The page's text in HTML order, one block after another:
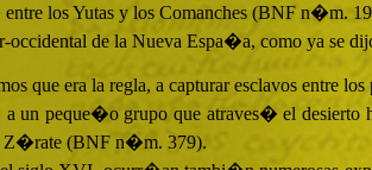
los Yutas y los Comanches (BNF n�m.
occidental de la Nueva Espa�a, como ya se
que era la regla, a capturar esclavos entre
un peque�o grupo que atraves� el desierto
Z�rate (BNF n�m. 379).